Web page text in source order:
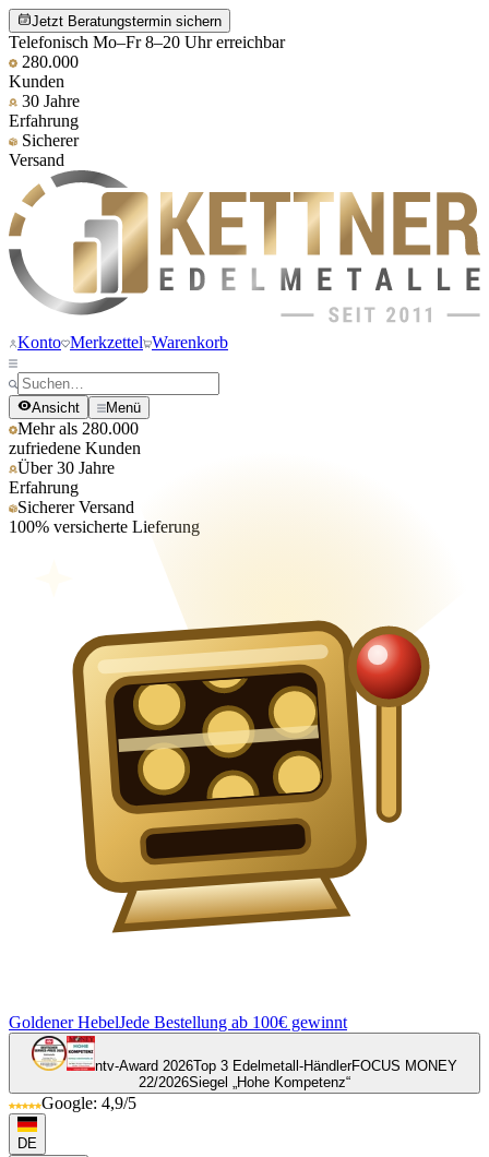
Jetzt Beratungstermin sichern
Telefonisch Mo–Fr 8–20 Uhr erreichbar
280.000
Kunden
30 Jahre
Erfahrung
Sicherer
Versand
Konto Merkzettel Warenkorb
Ansicht Menü
Mehr als 280.000
zufriedene Kunden
Über 30 Jahre
Erfahrung
Sicherer Versand
100% versicherte Lieferung
Goldener HebelJede Bestellung ab 100€ gewinnt
ntv-Award 2026Top 3 Edelmetall-HändlerFOCUS MONEY
22/2026Siegel „Hohe Kompetenz“
Google: 4,9/5
DE